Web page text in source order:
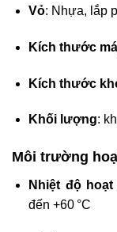
Vỏ: Nhựa, lắp
Kích thước
Kích thước
Khối lượng:
Môi trường
Nhiệt độ
đến +60 °C